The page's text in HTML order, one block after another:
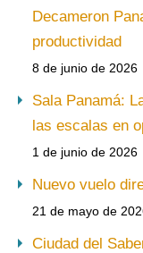
Decameron
productividad
8 de junio de 2026
Sala Panamá:
las escalas en
1 de junio de 2026
Nuevo vuelo
21 de mayo de
Ciudad del